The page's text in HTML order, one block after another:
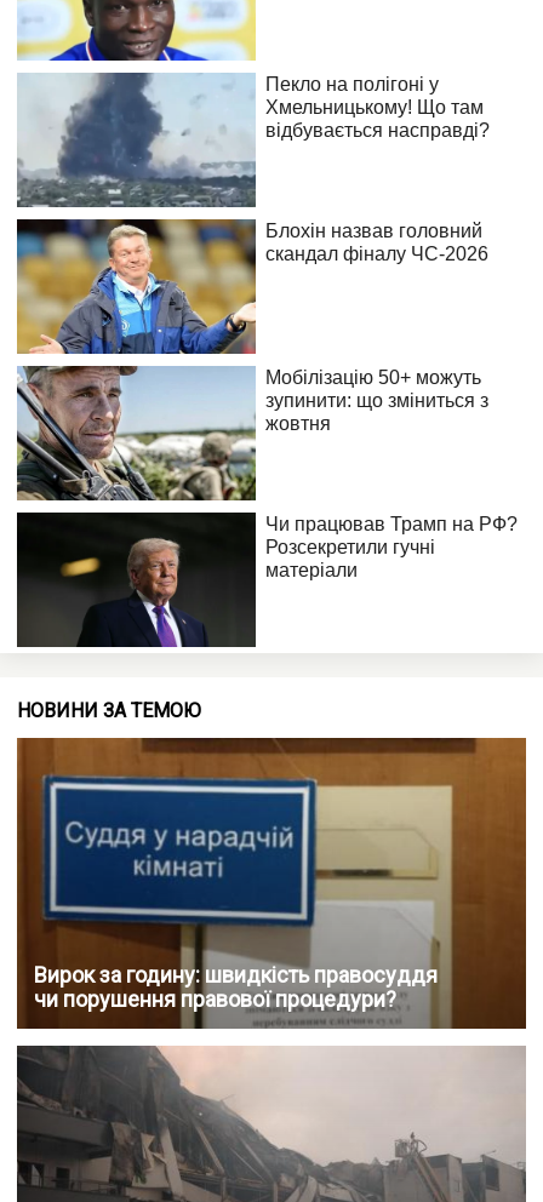
НОВИНИ ЗА ТЕМОЮ
Вирок за годину: швидкість правосуддя
чи порушення правової процедури?